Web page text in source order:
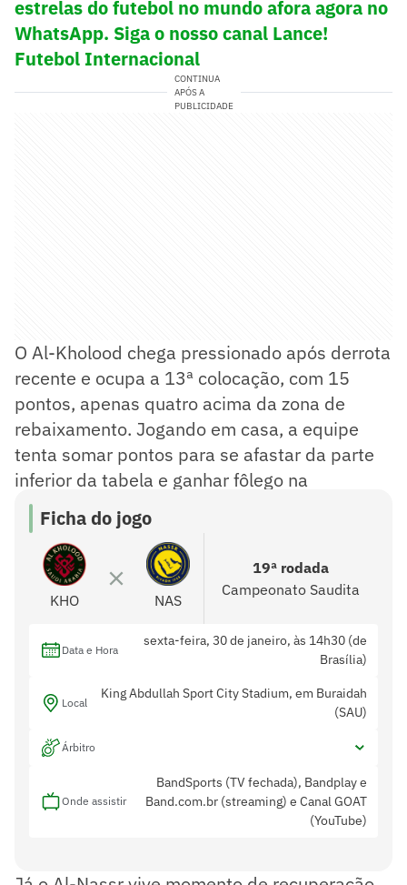
estrelas do futebol no mundo afora agora no
WhatsApp. Siga o nosso canal Lance!
Futebol Internacional
CONTINUA
APÓS A
PUBLICIDADE
O Al-Kholood chega pressionado após derrota
recente e ocupa a 13ª colocação, com 15
pontos, apenas quatro acima da zona de
rebaixamento. Jogando em casa, a equipe
tenta somar pontos para se afastar da parte
inferior da tabela e ganhar fôlego na
competição.
Ficha do jogo
KHO NAS
19ª rodada
Campeonato Saudita
Data e Hora
sexta-feira, 30 de janeiro, às 14h30 (de
Brasília)
Local
King Abdullah Sport City Stadium, em Buraidah
(SAU)
Árbitro
Onde assistir
BandSports (TV fechada), Bandplay e
Band.com.br (streaming) e Canal GOAT
(YouTube)